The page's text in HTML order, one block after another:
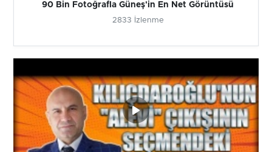
90 Bin Fotoğrafla Güneş'in En Net Görüntüsü
2833 İzlenme